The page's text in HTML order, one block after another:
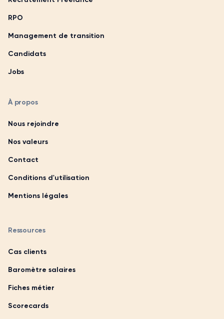
RPO
Management de transition
Candidats
Jobs
À propos
Nous rejoindre
Nos valeurs
Contact
Conditions d'utilisation
Mentions légales
Ressources
Cas clients
Baromètre salaires
Fiches métier
Scorecards